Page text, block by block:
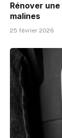
Rénover
malines
25 février 2026